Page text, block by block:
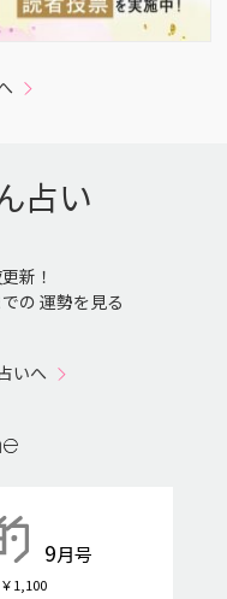
占い
新！
の 運勢を見る
いへ
9月号
1,100